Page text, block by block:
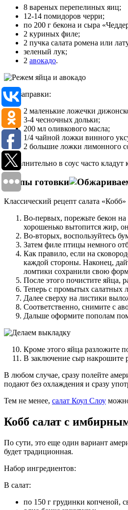
8 вареных перепелиных яиц;
12-14 помидоров черри;
по 200 г бекона и сыра
2 куриных филе;
2 пучка салата ромена или
зеленый лук;
2 авокадо.
Для заправки:
2 маленькие ложечки
3-4 чесночных дольки;
200 мл оливкового масла;
1/4 чайной ложки винного
2 большие ложки лимонного
Дополнительно в соус часто
Этапы готовки
Классический рецепт салата
Во-первых, порежьте бекон на
хорошенько вытопится жир,
Во-вторых, воспользуйтесь
Затем филе птицы немного
Как правило, если на
каждой стороны. Наконец,
ломтики сохранили свою
После этого почистите яйца,
Теперь с промытых салатных
Далее сверху на листики
Соответственно, снимите с
Дальше оформите пополам
Кроме этого яйца разложите
В заключение сыр накрошите
В любом случае, сразу полейте
подают без охлаждения и сразу
Тем не менее, салат Коул Слоу
Кобб салат с
По сути, это еще один вариант
будет традиционная.
Набор ингредиентов:
В салат:
по 150 г грудинки копченой,